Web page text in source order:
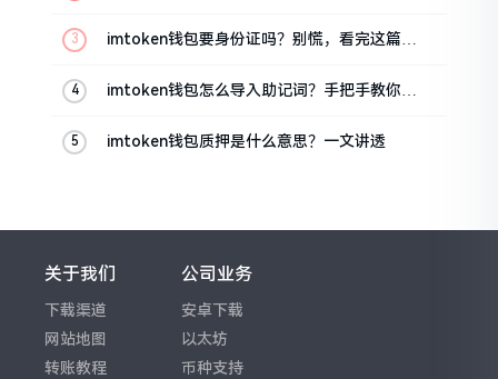
imtoken钱包要身份证吗？别慌，看完这篇就
imtoken钱包怎么导入助记词？手把手教你找
imtoken钱包质押是什么意思？一文讲透
关于我们
下载渠道
网站地图
转账教程
公司业务
安卓下载
以太坊
币种支持